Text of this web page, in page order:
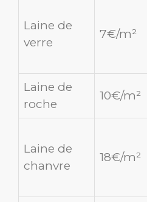
Laine de
verre
7€/m²
Laine de
roche
10€/m²
Laine de
chanvre
18€/m²